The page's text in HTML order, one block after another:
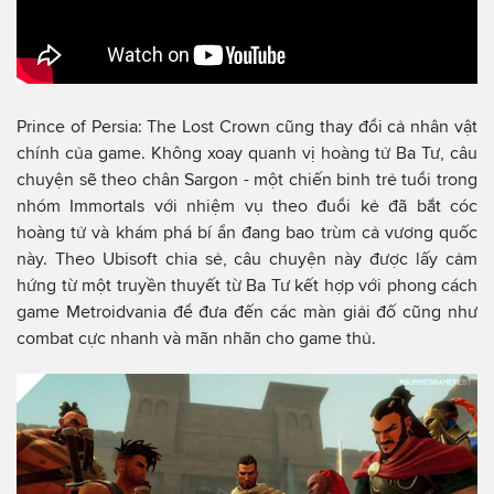
Prince of Persia: The Lost Crown cũng thay đổi cả nhân vật
chính của game. Không xoay quanh vị hoàng tử Ba Tư, câu
chuyện sẽ theo chân Sargon - một chiến binh trẻ tuổi trong
nhóm Immortals với nhiệm vụ theo đuổi kẻ đã bắt cóc
hoàng tử và khám phá bí ẩn đang bao trùm cả vương quốc
này. Theo Ubisoft chia sẻ, câu chuyện này được lấy cảm
hứng từ một truyền thuyết từ Ba Tư kết hợp với phong cách
game Metroidvania để đưa đến các màn giải đố cũng như
combat cực nhanh và mãn nhãn cho game thủ.